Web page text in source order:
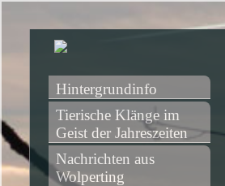
Hintergrundinfo
Tierische Klänge im
Geist der Jahreszeiten
Nachrichten aus
Wolperting